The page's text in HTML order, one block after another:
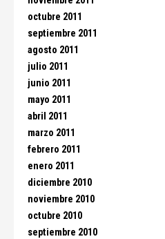
octubre 2011
septiembre 2011
agosto 2011
julio 2011
junio 2011
mayo 2011
abril 2011
marzo 2011
febrero 2011
enero 2011
diciembre 2010
noviembre 2010
octubre 2010
septiembre 2010